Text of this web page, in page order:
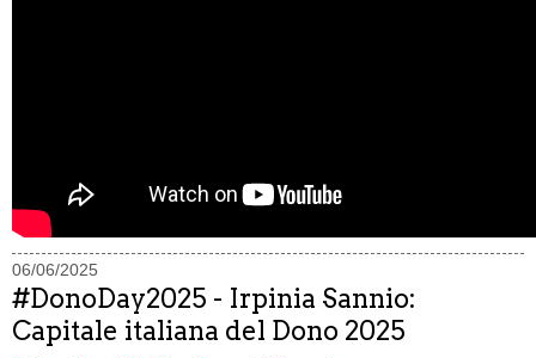
06/06/2025
#DonoDay2025 - Irpinia Sannio:
Capitale italiana del Dono 2025